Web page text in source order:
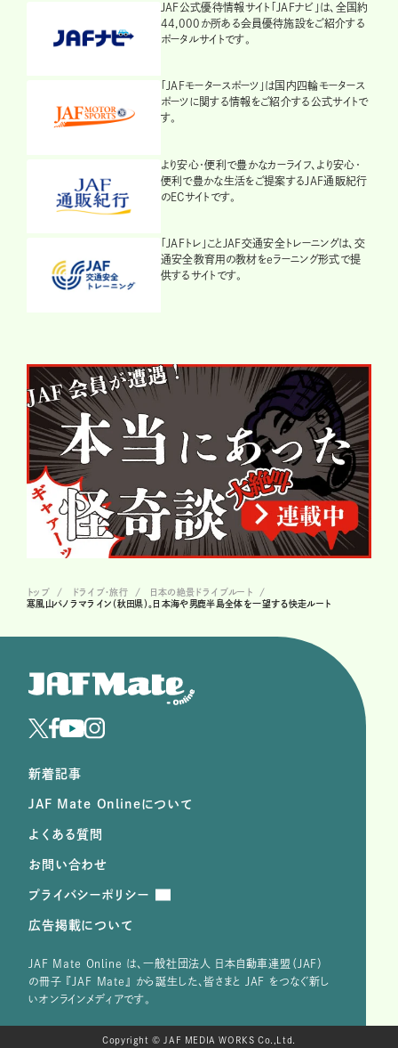
JAF公式優待情報サイト「JAFナビ」は、全国約
44,000か所ある会員優待施設をご紹介する
ポータルサイトです。
「JAFモータースポーツ」は国内四輪モータース
ポーツに関する情報をご紹介する公式サイトで
す。
より安心・便利で豊かなカーライフ、より安心・
便利で豊かな生活をご提案するJAF通販紀行
のECサイトです。
「JAFトレ」ことJAF交通安全トレーニングは、交
通安全教育用の教材をeラーニング形式で提
供するサイトです。
トップ ドライブ･旅行
日本の絶景ドライブルート
寒風山パノラマライン（秋田県）。日本海や男鹿半島全体を一望する快走ルート
新着記事
JAF Mate Onlineについて
よくある質問
お問い合わせ
プライバシーポリシー
広告掲載について
JAF Mate Online は、⼀般社団法⼈ ⽇本⾃動⾞連盟（JAF）
の冊子 『JAF Mate』 から誕⽣した、皆さまと JAF をつなぐ新し
いオンラインメディアです。
Copyright © JAF MEDIA WORKS Co.,Ltd.